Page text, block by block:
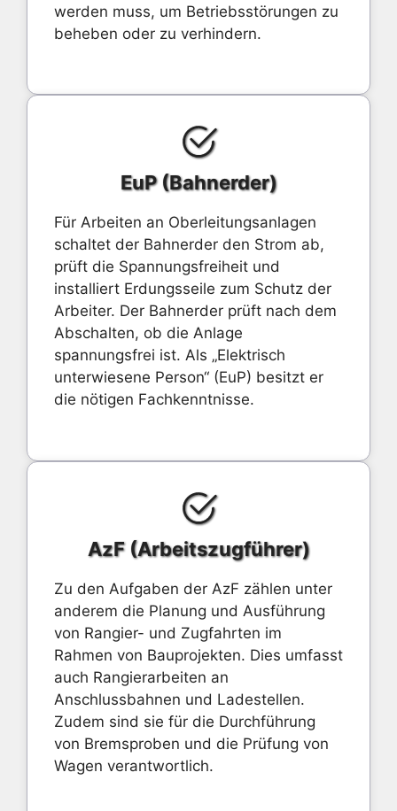
werden muss, um Betriebsstörungen zu
beheben oder zu verhindern.
EuP (Bahnerder)
Für Arbeiten an Oberleitungsanlagen
schaltet der Bahnerder den Strom ab,
prüft die Spannungsfreiheit und
installiert Erdungsseile zum Schutz der
Arbeiter. Der Bahnerder prüft nach dem
Abschalten, ob die Anlage
spannungsfrei ist. Als „Elektrisch
unterwiesene Person“ (EuP) besitzt er
die nötigen Fachkenntnisse.
AzF (Arbeitszugführer)
Zu den Aufgaben der AzF zählen unter
anderem die Planung und Ausführung
von Rangier- und Zugfahrten im
Rahmen von Bauprojekten. Dies umfasst
auch Rangierarbeiten an
Anschlussbahnen und Ladestellen.
Zudem sind sie für die Durchführung
von Bremsproben und die Prüfung von
Wagen verantwortlich.